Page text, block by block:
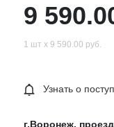
9
1 шт х 9 590.00 руб.
Узнать о
г.Воронеж,